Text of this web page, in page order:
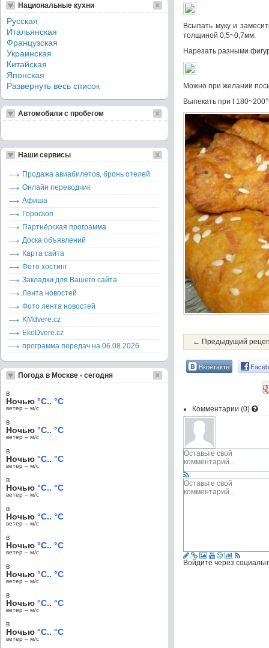
Всыпать муку и
толщиной 0,5~0,7мм.
Нарезать разными
Можно при желании
Выпекать при t
← Предыдущий
Вконтакте
Комментарии (0)
Войдите через
Национальные кухни
Русская
Итальянская
Французская
Украинская
Китайская
Японская
Развернуть весь список
Автомобили с пробегом
Наши сервисы
Продажа авиабилетов, бронь отелей
Онлайн переводчик
Афиша
Гороскоп
Партнёрская программа
Доска объявлений
Карта сайта
Фото хостинг
Закладки для Вашего сайта
Лента новостей
Фото лента новостей
KMdvere.cz
EkoDvere.cz
программа передач на 06.08.2026
Погода в Москве - сегодня
в
Ночью °C.. °C
ветер – м/c
в
Ночью °C.. °C
ветер – м/c
в
Ночью °C.. °C
ветер – м/c
в
Ночью °C.. °C
ветер – м/c
в
Ночью °C.. °C
ветер – м/c
в
Ночью °C.. °C
ветер – м/c
в
Ночью °C.. °C
ветер – м/c
в
Ночью °C.. °C
ветер – м/c
в
Ночью °C.. °C
ветер – м/c